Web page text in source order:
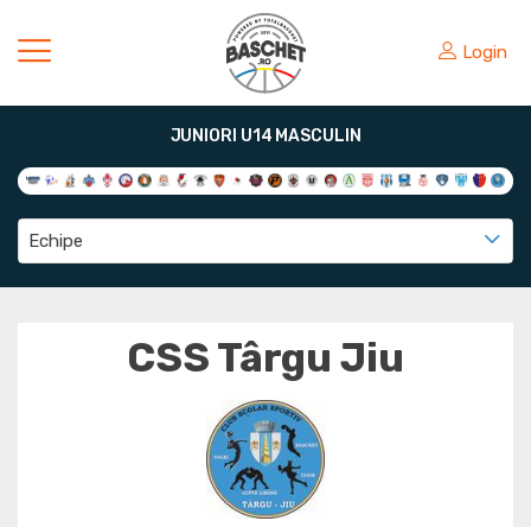
Login
JUNIORI U14 MASCULIN
Echipe
CSS Târgu Jiu